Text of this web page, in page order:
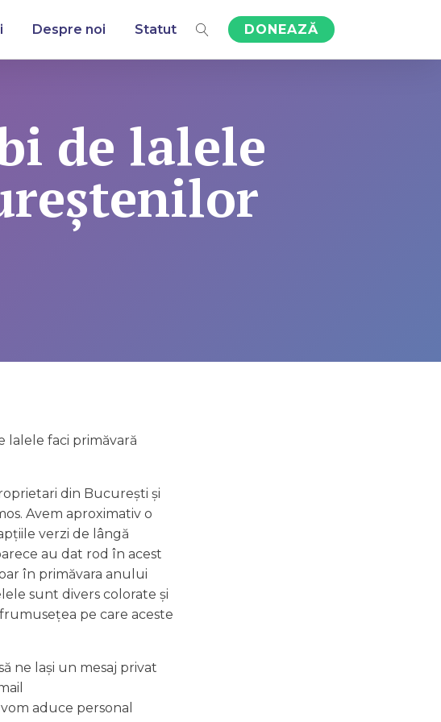
Despre noi Statut DONEAZĂ
de lalele
lalele faci primăvară
din București și
Avem aproximativ o
verzi de lângă
au dat rod în acest
în primăvara anului
sunt divers colorate și
pe care aceste
ne lași un mesaj privat
aduce personal